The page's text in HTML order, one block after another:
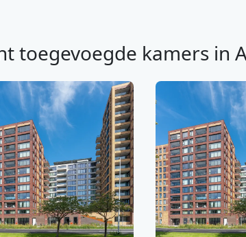
toegevoegde kamers in